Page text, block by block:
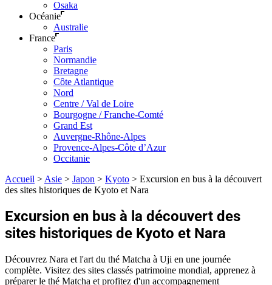
Osaka
Océanie
Australie
France
Paris
Normandie
Bretagne
Côte Atlantique
Nord
Centre / Val de Loire
Bourgogne / Franche-Comté
Grand Est
Auvergne-Rhône-Alpes
Provence-Alpes-Côte d’Azur
Occitanie
Accueil > Asie > Japon > Kyoto > Excursion en bus à la découvert
des sites historiques de Kyoto et Nara
Excursion en bus à la découvert des
sites historiques de Kyoto et Nara
Découvrez Nara et l'art du thé Matcha à Uji en une journée
complète. Visitez des sites classés patrimoine mondial, apprenez à
préparer le thé Matcha et profitez d'un accompagnement